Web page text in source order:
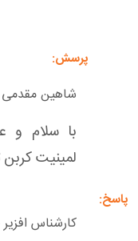
شاهین مقدمی
با سلام و
لمینیت
کارشناس افزیر